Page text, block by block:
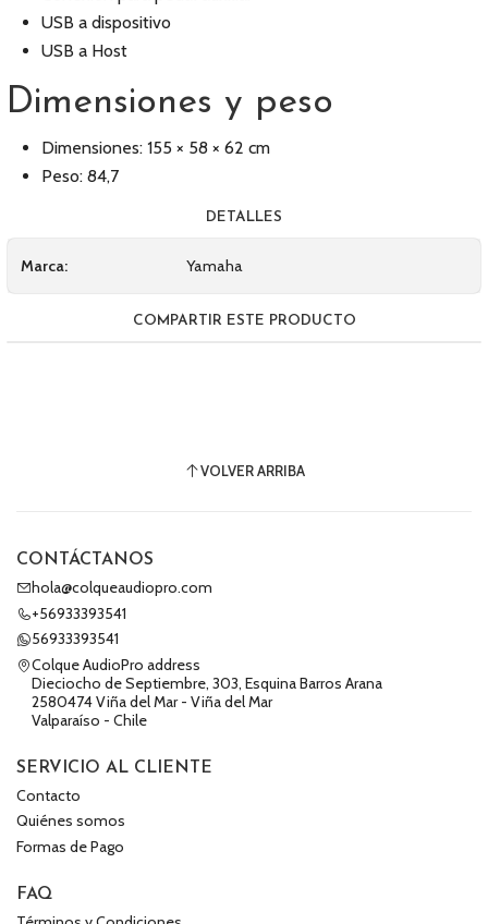
USB a dispositivo
USB a Host
Dimensiones y peso
Dimensiones: 155 × 58 × 62 cm
Peso: 84,7
DETALLES
Marca: Yamaha
COMPARTIR ESTE PRODUCTO
VOLVER ARRIBA
CONTÁCTANOS
hola@colqueaudiopro.com
+56933393541
56933393541
Colque AudioPro address
Dieciocho de Septiembre, 303, Esquina Barros Arana
2580474 Viña del Mar - Viña del Mar
Valparaíso - Chile
SERVICIO AL CLIENTE
Contacto
Quiénes somos
Formas de Pago
FAQ